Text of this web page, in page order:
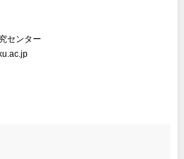
センター